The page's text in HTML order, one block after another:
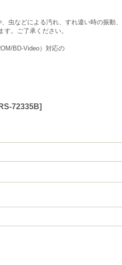
虫などによる汚れ、すれ違い時の振動、
。ご了承ください。
BD-Video）対応の
72335B]